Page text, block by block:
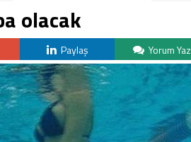
olacak
Paylaş Yorum Yaz